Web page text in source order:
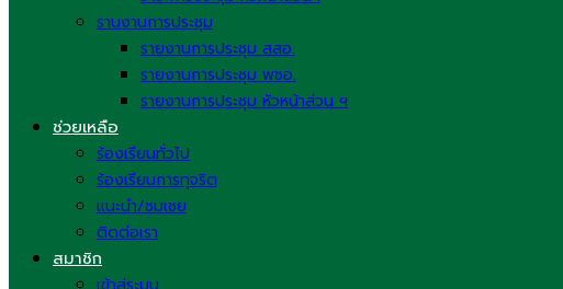
รานงานการประชุม
รายงานการประชุม สสอ.
รายงานการประชุม พชอ.
รายงานการประชุม หัวหน้าส่วน ฯ
ช่วยเหลือ
ร้องเรียนทั่วไป
ร้องเรียนการทุจริต
แนะนำ/ชมเชย
ติดต่อเรา
สมาชิก